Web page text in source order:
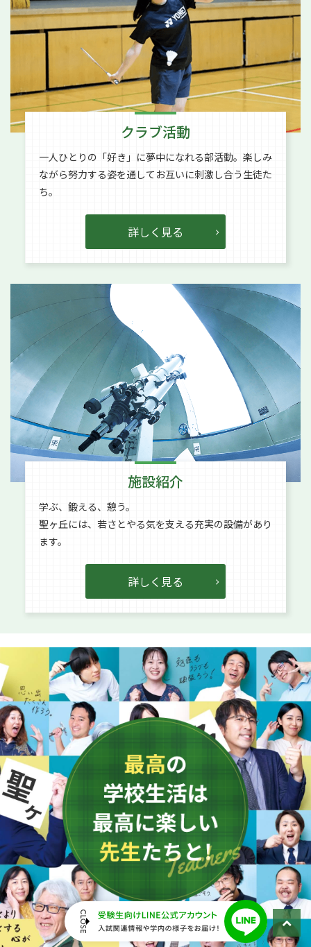
クラブ活動
一人ひとりの「好き」に夢中になれる部活動。楽しみ
ながら努力する姿を通してお互いに刺激し合う生徒た
ち。
詳しく見る
施設紹介
学ぶ、鍛える、憩う。
聖ヶ丘には、若さとやる気を支える充実の設備があり
ます。
詳しく見る